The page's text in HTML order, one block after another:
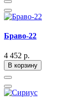
Браво-22
4 452 р.
В корзину